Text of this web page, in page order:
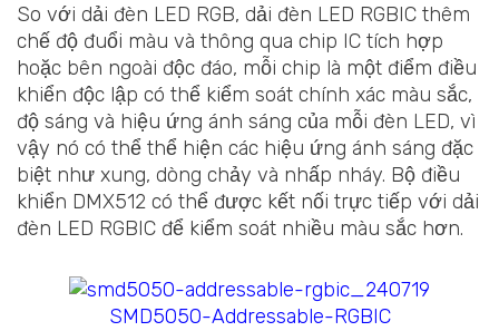
So với dải đèn LED RGB, dải đèn LED RGBIC thêm
chế độ đuổi màu và thông qua chip IC tích hợp
hoặc bên ngoài độc đáo, mỗi chip là một điểm điều
khiển độc lập có thể kiểm soát chính xác màu sắc,
độ sáng và hiệu ứng ánh sáng của mỗi đèn LED, vì
vậy nó có thể thể hiện các hiệu ứng ánh sáng đặc
biệt như xung, dòng chảy và nhấp nháy. Bộ điều
khiển DMX512 có thể được kết nối trực tiếp với dải
đèn LED RGBIC để kiểm soát nhiều màu sắc hơn.
SMD5050-Addressable-RGBIC